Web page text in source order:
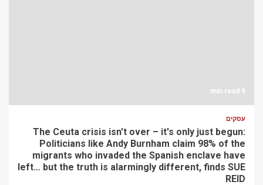
9 min read
עסקים
The Ceuta crisis isn't over – it's only just begun:
Politicians like Andy Burnham claim 98% of the
migrants who invaded the Spanish enclave have
left… but the truth is alarmingly different, finds SUE
REID